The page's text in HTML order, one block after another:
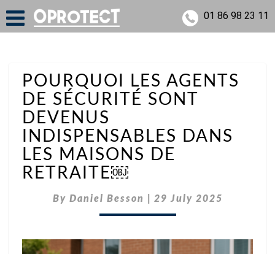
01 86 98 23 11
POURQUOI
LES
AGENTS
SÉCURITÉ
SONT
DEVENUS
INDISPENSABLES
MAISONS
DE
￼
POURQUOI LES AGENTS
DE SÉCURITÉ SONT
DEVENUS
INDISPENSABLES DANS
LES MAISONS DE
RETRAITE￼
By Daniel Besson 29 July 2025